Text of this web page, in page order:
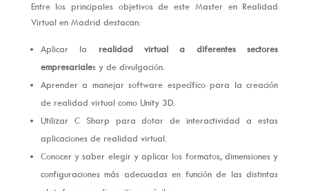
Entre los principales objetivos de este Master en Realidad
Virtual en Madrid destacan:
Aplicar la realidad virtual a diferentes sectores
empresariales y de divulgación.
Aprender a manejar software específico para la creación
de realidad virtual como Unity 3D.
Utilizar C Sharp para dotar de interactividad a estas
aplicaciones de realidad virtual.
Conocer y saber elegir y aplicar los formatos, dimensiones y
configuraciones más adecuadas en función de las distintas